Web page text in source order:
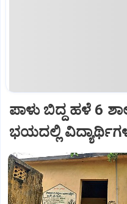
ಪಾಳು ಬಿದ್ದ ಹಳೆ 6
ಭಯದಲ್ಲಿ